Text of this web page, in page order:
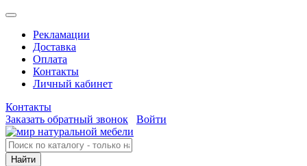
Рекламации
Доставка
Оплата
Контакты
Личный кабинет
Контакты
Заказать обратный звонок
Войти
Найти